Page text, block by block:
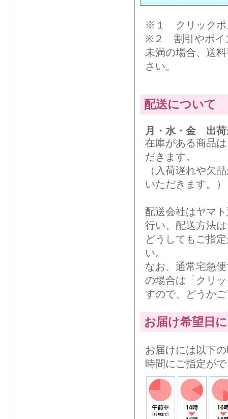
※１ クリックポ
※２ 割引やポイ
未満の場合、送
さい。
配送について
月・水・金 出荷
在庫がある商品
だきます。
（入荷遅れや欠
いただきます。）
配送会社はヤマ
行い、配送方法
どうしてもご指
い。
なお、通常宅急
の場合は「クリ
すので、どうか
お届け希望日
お届けには以下
時間にご指定が